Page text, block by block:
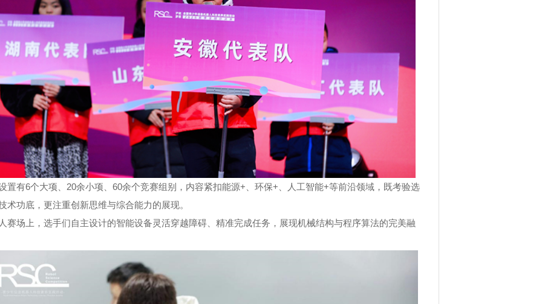
置有6个大项、 20余小项、 60余个竞赛组别，内容紧扣能源+ 、环保+ 、人工智能+等前沿领域，既考验选
术功底，更注重创新思维与综合能力的展现。
赛场上，选手们自主设计的智能设备灵活穿越障碍、精准完成任务，展现机械结构与程序算法的完美融